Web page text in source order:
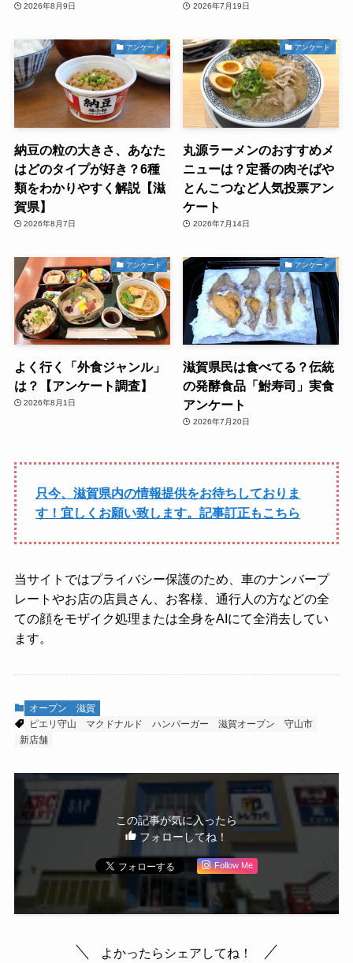
2026年8月9日 2026年7月19日
アンケート
納豆の粒の大きさ、あなた
はどのタイプが好き？6種
類をわかりやすく解説【滋
賀県】
2026年8月7日
アンケート
丸源ラーメンのおすすめメ
ニューは？定番の肉そばや
とんこつなど人気投票アン
ケート
2026年7月14日
アンケート
よく行く「外食ジャンル」
は？【アンケート調査】
2026年8月1日
アンケート
滋賀県民は食べてる？伝統
の発酵食品「鮒寿司」実食
アンケート
2026年7月20日
只今、滋賀県内の情報提供をお待ちしておりま
す！宜しくお願い致します。記事訂正もこちら
当サイトではプライバシー保護のため、車のナンバープ
レートやお店の店員さん、お客様、通行人の方などの全
ての顔をモザイク処理または全身をAIにて全消去してい
ます。
オープン
滋賀
ピエリ守山
マクドナルド ハンバーガー 滋賀オープン
守山市
新店舗
この記事が気に入ったら
フォローしてね！
Follow Me
よかったらシェアしてね！